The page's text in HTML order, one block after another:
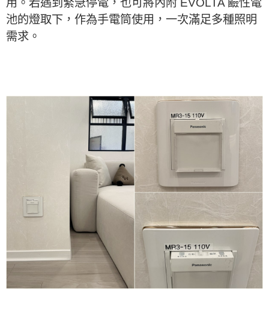
池的燈取下，作為手電筒使用，一次滿足多種照明
需求。